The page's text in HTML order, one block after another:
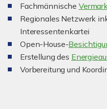
Fachmännische
Regionales Netzwerk
Interessentenkartei
Open-House-
Erstellung des
Vorbereitung und